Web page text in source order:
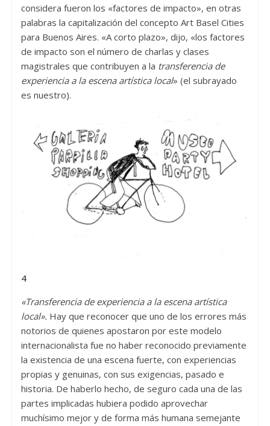
considera fueron los «factores de impacto», en otras
palabras la capitalización del concepto Art Basel Cities
para Buenos Aires. «A corto plazo», dijo, «los factores
de impacto son el número de charlas y clases
magistrales que contribuyen a la transferencia de
experiencia a la escena artística local» (el subrayado
es nuestro).
4
«Transferencia de experiencia a la escena artística
local». Hay que reconocer que uno de los errores más
notorios de quienes apostaron por este modelo
internacionalista fue no haber reconocido previamente
la existencia de una escena fuerte, con experiencias
propias y genuinas, con sus exigencias, pasado e
historia. De haberlo hecho, de seguro cada una de las
partes implicadas hubiera podido aprovechar
muchísimo mejor y de forma más humana semejante